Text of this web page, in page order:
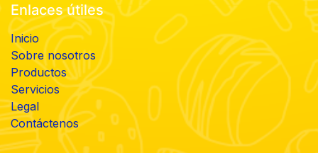
Enlaces útiles
Inicio
Sobre nosotros
Productos
Servicios
Legal
Contáctenos